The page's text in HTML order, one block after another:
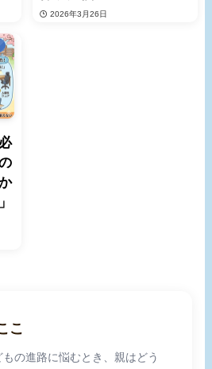
2026年3月26日
こ
もの進路に悩むとき、親はどう